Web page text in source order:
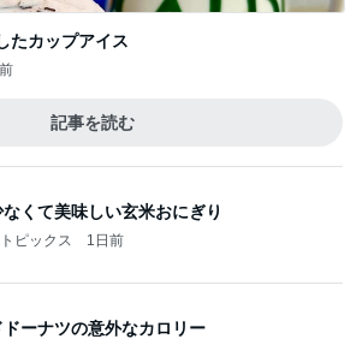
たカップアイス
記事を読む
くて美味しい玄米おにぎり
ピックス 1日前
ドーナツの意外なカロリー